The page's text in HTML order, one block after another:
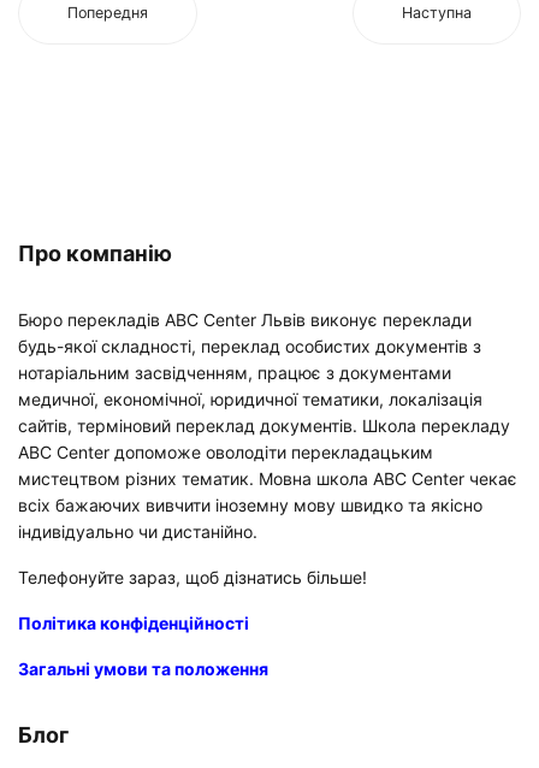
Попередня Наступна
Про компанію
Бюро перекладів ABC Center Львів виконує переклади
будь-якої складності, переклад особистих документів з
нотаріальним засвідченням, працює з документами
медичної, економічної, юридичної тематики, локалізація
сайтів, терміновий переклад документів. Школа перекладу
ABC Center допоможе оволодіти перекладацьким
мистецтвом різних тематик. Мовна школа ABC Center чекає
всіх бажаючих вивчити іноземну мову швидко та якісно
індивідуально чи дистанійно.
Телефонуйте зараз, щоб дізнатись більше!
Політика конфіденційності
Загальні умови та положення
Блог